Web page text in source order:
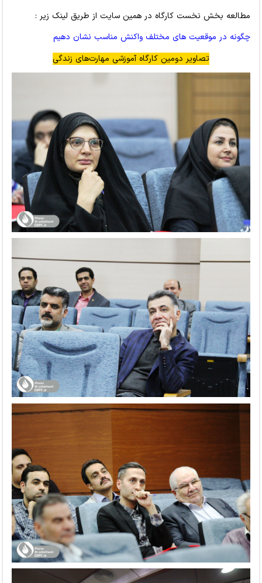
مطالعه بخش نخست کارگاه در همین سایت از طریق لینک زیر :
چگونه در موقعیت های مختلف واکنش مناسب نشان دهیم
تصاویر دومین کارگاه آموزشی مهارت‌های زندگی